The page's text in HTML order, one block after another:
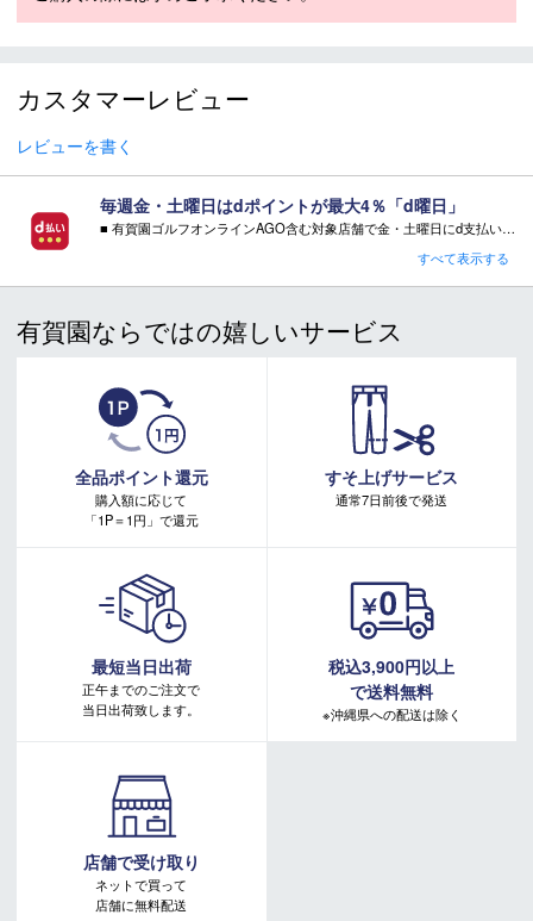
グによりましては、設定に誤差が生じる場合があります。
カスタマーレビュー
レビューを書く
毎週金・土曜日はdポイントが最大4％「d曜日」
■ 有賀園ゴルフオンラインAGO含む対象店舗で金・土曜日にd支払いをすると
■ キャンペーン期間：毎週 金・土曜日 AM 0:00 - PM 23:59
注意事項：
・有賀園ポイントの獲得には別途ログイン/新規登録が必要です。
・本特典は予告なく変更・中止させて頂く場合があります。
・本キャンペーンの特典を受ける場合、ドコモ専用ページでエントリーが必要です。
詳しくはこちらをご確認ください。
キャンペーンページ
すべて表示する
有賀園ならではの嬉しいサービス
全品ポイント還元
購入額に応じて
「1P＝1円」で還元
すそ上げサービス
通常7日前後で発送
最短当日出荷
正午までのご注文で
当日出荷致します。
税込3,900円以上
で送料無料
※沖縄県への配送は除く
店舗で受け取り
ネットで買って
店舗に無料配送